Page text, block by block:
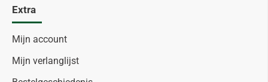
Extra
Mijn account
Mijn verlanglijst